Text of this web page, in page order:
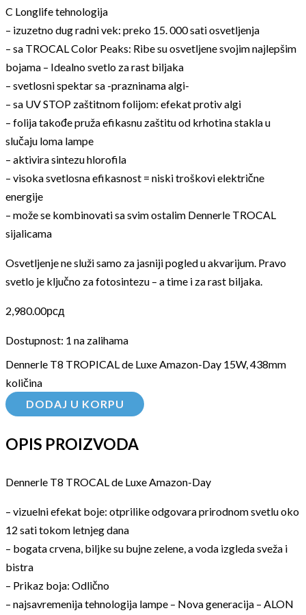
C Longlife tehnologija
– izuzetno dug radni vek: preko 15. 000 sati osvetljenja
– sa TROCAL Color Peaks: Ribe su osvetljene svojim najlepšim
bojama – Idealno svetlo za rast biljaka
– svetlosni spektar sa -prazninama algi-
– sa UV STOP zaštitnom folijom: efekat protiv algi
– folija takođe pruža efikasnu zaštitu od krhotina stakla u
slučaju loma lampe
– aktivira sintezu hlorofila
– visoka svetlosna efikasnost = niski troškovi električne
energije
– može se kombinovati sa svim ostalim Dennerle TROCAL
sijalicama
Osvetljenje ne služi samo za jasniji pogled u akvarijum. Pravo
svetlo je ključno za fotosintezu – a time i za rast biljaka.
2,980.00рсд
Dostupnost: 1 na zalihama
Dennerle T8 TROPICAL de Luxe Amazon-Day 15W, 438mm
količina
DODAJ U KORPU
OPIS PROIZVODA
Dennerle T8 TROCAL de Luxe Amazon-Day
– vizuelni efekat boje: otprilike odgovara prirodnom svetlu oko
12 sati tokom letnjeg dana
– bogata crvena, biljke su bujne zelene, a voda izgleda sveža i
bistra
– Prikaz boja: Odlično
– najsavremenija tehnologija lampe – Nova generacija – ALON